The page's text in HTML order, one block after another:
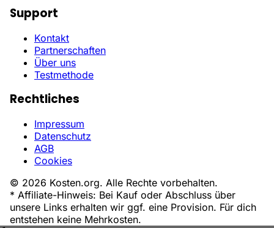
Support
Kontakt
Partnerschaften
Über uns
Testmethode
Rechtliches
Impressum
Datenschutz
AGB
Cookies
© 2026 Kosten.org. Alle Rechte vorbehalten.
* Affiliate-Hinweis: Bei Kauf oder Abschluss über
unsere Links erhalten wir ggf. eine Provision. Für dich
entstehen keine Mehrkosten.